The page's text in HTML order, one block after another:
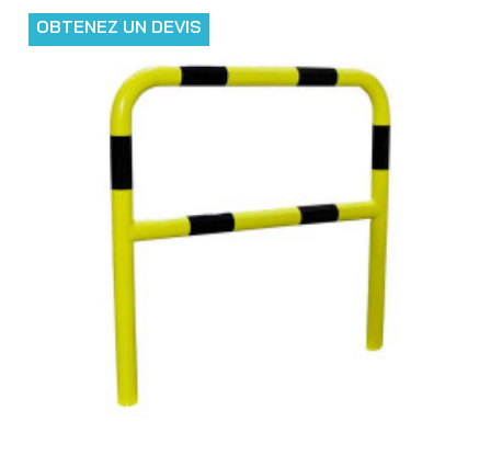
OBTENEZ UN DEVIS